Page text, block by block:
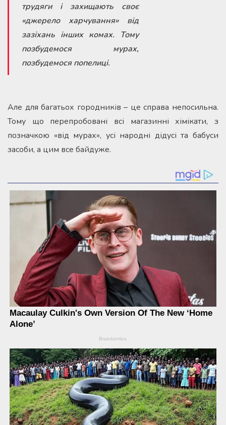
трудяги і захищають своє
«джерело харчування» від
зазіхань інших комах. Тому
позбудемося мурах,
позбудемося попелиці.
Але для багатьох городників – це справа непосильна.
Тому що перепробовані всі магазинні хімікати, з
позначкою «від мурах», усі народні дідусі та бабуси
засоби, а цим все байдуже.